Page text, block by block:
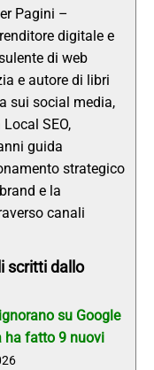
Pagini –
digitale e
di web
e autore di libri
sui social media,
SEO,
guida
strategico
e la
canali
scritti dallo
su Google
ha fatto 9 nuovi